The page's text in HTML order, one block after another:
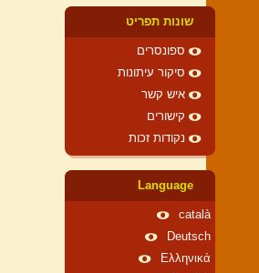
שונות תפריט
ספונסרים
סיקור עיתונות
איש קשר
קישורים
נקודות זכות
Language
català
Deutsch
Ελληνικά